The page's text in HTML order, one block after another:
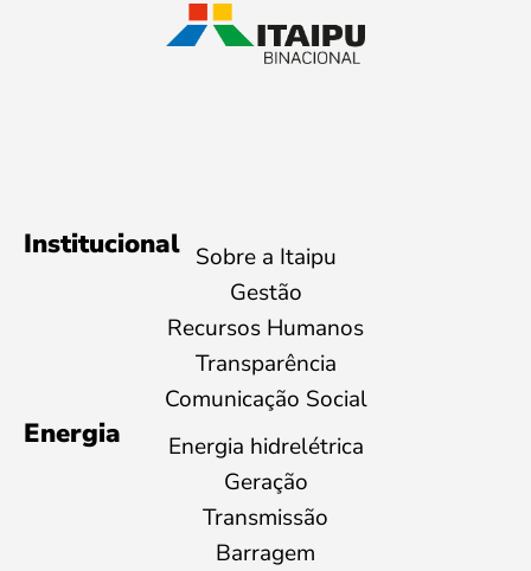
Institucional Sobre a Itaipu
Gestão
Recursos Humanos
Transparência
Comunicação Social
Energia
Energia hidrelétrica
Geração
Transmissão
Barragem